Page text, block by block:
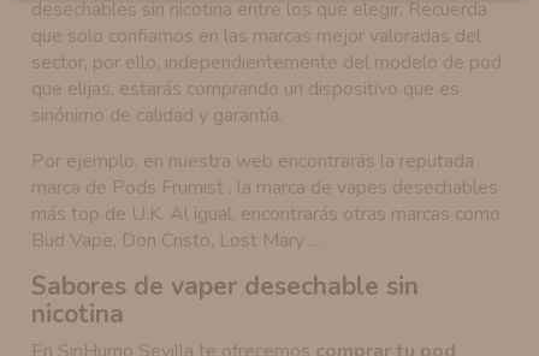
desechables sin nicotina entre los que elegir. Recuerda
que solo confiamos en las marcas mejor valoradas del
sector, por ello, independientemente del modelo de pod
que elijas, estarás comprando un dispositivo que es
sinónimo de calidad y garantía.
Por ejemplo, en nuestra web encontrarás la reputada
marca de Pods Frumist , la marca de vapes desechables
más top de U.K. Al igual, encontrarás otras marcas como
Bud Vape, Don Cristo, Lost Mary …
Sabores de vaper desechable sin
nicotina